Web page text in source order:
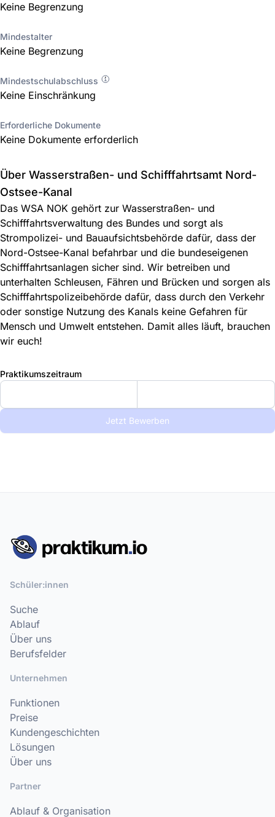
Keine Begrenzung
Mindestalter
Keine Begrenzung
Mindestschulabschluss
Keine Einschränkung
Erforderliche Dokumente
Keine Dokumente erforderlich
Über Wasserstraßen- und Schifffahrtsamt Nord-
Ostsee-Kanal
Das WSA NOK gehört zur Wasserstraßen- und
Schifffahrtsverwaltung des Bundes und sorgt als
Strompolizei- und Bauaufsichtsbehörde dafür, dass der
Nord-Ostsee-Kanal befahrbar und die bundeseigenen
Schifffahrtsanlagen sicher sind. Wir betreiben und
unterhalten Schleusen, Fähren und Brücken und sorgen als
Schifffahrtspolizeibehörde dafür, dass durch den Verkehr
oder sonstige Nutzung des Kanals keine Gefahren für
Mensch und Umwelt entstehen. Damit alles läuft, brauchen
wir euch!
Praktikumszeitraum
Jetzt Bewerben
Schüler:innen
Suche
Ablauf
Über uns
Berufsfelder
Unternehmen
Funktionen
Preise
Kundengeschichten
Lösungen
Über uns
Partner
Ablauf & Organisation